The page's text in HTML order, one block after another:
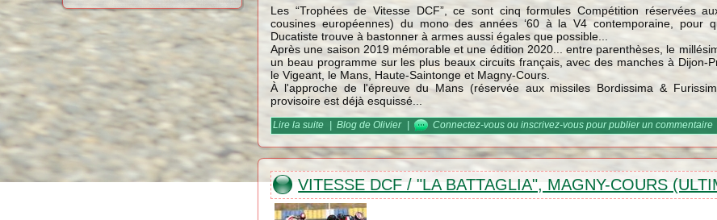
Les “Trophées de Vitesse DCF”, ce sont cinq formules Compétition réservées
cousines européennes) du mono des années ‘60 à la V4 contemporaine, pour
Ducatiste trouve à bastonner à armes aussi égales que possible...
Après une saison 2019 mémorable et une édition 2020... entre parenthèses, le
un beau programme sur les plus beaux circuits français, avec des manches à Dijon-
le Vigeant, le Mans, Haute-Saintonge et Magny-Cours.
À l'approche de l'épreuve du Mans (réservée aux missiles Bordissima &
provisoire est déjà esquissé...
Lire la suite de Trophées de Vitesse DCF 2021, les résultats à mi-saison...
|Blog de Olivier | Connectez-vous ouinscrivez-vous pour publier un commentaire
VITESSE DCF / "LA BATTAGLIA", MAGNY-COURS